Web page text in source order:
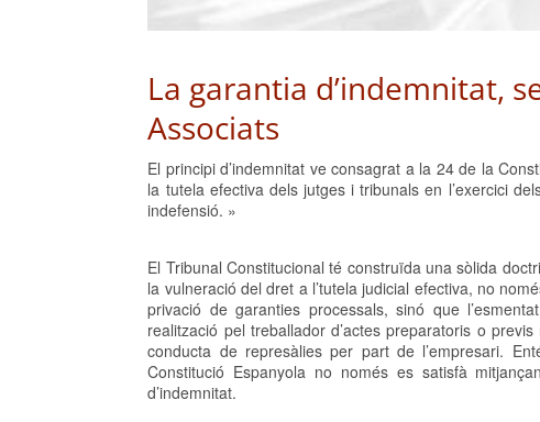
La garantia d’indemnitat,
Associats
El principi d’indemnitat ve consagrat a la 24 de la
la tutela efectiva dels jutges i tribunals en l’exercici
indefensió. »
El Tribunal Constitucional té construïda una sòlida
la vulneració del dret a l’tutela judicial efectiva, no
privació de garanties processals, sinó que
realització pel treballador d’actes preparatoris o
conducta de represàlies per part de l’empresari.
Constitució Espanyola no només es satisfà
d’indemnitat.